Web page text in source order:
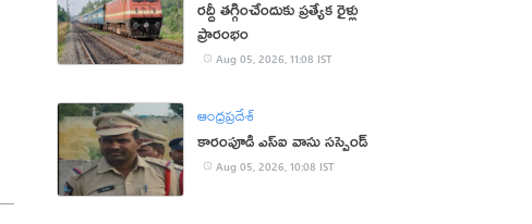
రద్దీ తగ్గించేందుకు ప్రత్యేక రైళ్లు
ప్రారంభం
Aug 05, 2026, 11:08 IST
ఆంధ్రప్రదేశ్
కారంపూడి ఎస్ఐ వాసు స‌స్పెండ్‌
Aug 05, 2026, 10:08 IST